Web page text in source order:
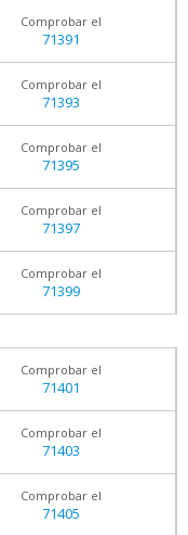
Comprobar el
71391
Comprobar el
71393
Comprobar el
71395
Comprobar el
71397
Comprobar el
71399
Comprobar el
71401
Comprobar el
71403
Comprobar el
71405